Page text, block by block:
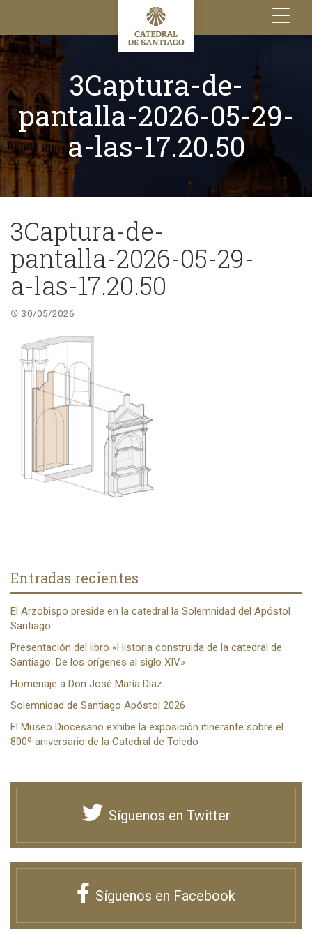
Toggle
navigation
3Captura-de-
pantalla-2026-05-29-
a-las-17.20.50
3Captura-de-
pantalla-2026-05-29-
a-las-17.20.50
30/05/2026
Entradas recientes
El Arzobispo preside en la catedral la Solemnidad del Apóstol
Santiago
Presentación del libro «Historia construida de la catedral de
Santiago. De los orígenes al siglo XIV»
Homenaje a Don José María Díaz
Solemnidad de Santiago Apóstol 2026
El Museo Diocesano exhibe la exposición itinerante sobre el
800º aniversario de la Catedral de Toledo
Síguenos en Twitter
Síguenos en Facebook